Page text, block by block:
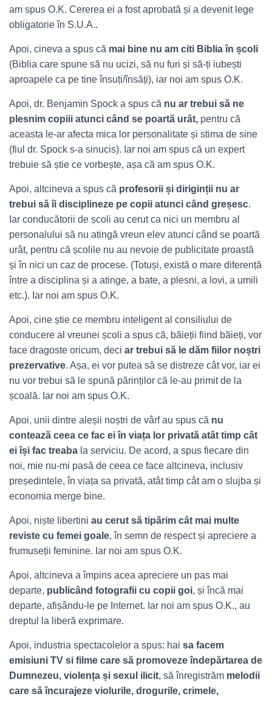
am spus O.K. Cererea ei a fost aprobată și a devenit lege
obligatorie în S.U.A..
Apoi, cineva a spus că mai bine nu am citi Biblia în școli
(Biblia care spune să nu ucizi, să nu furi și să-ți iubești
aproapele ca pe tine însuți/însăți), iar noi am spus O.K.
Apoi, dr. Benjamin Spock a spus că nu ar trebui să ne
plesnim copiii atunci când se poartă urât, pentru că
aceasta le-ar afecta mica lor personalitate și stima de sine
(fiul dr. Spock s-a sinucis). Iar noi am spus că un expert
trebuie să știe ce vorbește, așa că am spus O.K.
Apoi, altcineva a spus că profesorii și diriginții nu ar
trebui să îi disciplineze pe copii atunci când greșesc.
Iar conducătorii de școli au cerut ca nici un membru al
personalului să nu atingă vreun elev atunci când se poartă
urât, pentru că școlile nu au nevoie de publicitate proastă
și în nici un caz de procese. (Totuși, există o mare diferență
între a disciplina și a atinge, a bate, a plesni, a lovi, a umili
etc.). Iar noi am spus O.K.
Apoi, cine știe ce membru inteligent al consiliului de
conducere al vreunei școli a spus că, băieții fiind băieți, vor
face dragoste oricum, deci ar trebui să le dăm fiilor noștri
prezervative. Așa, ei vor putea să se distreze cât vor, iar ei
nu vor trebui să le spună părinților că le-au primit de la
școală. Iar noi am spus O.K.
Apoi, unii dintre aleșii noștri de vârf au spus că nu
contează ceea ce fac ei în viața lor privată atât timp cât
ei își fac treaba la serviciu. De acord, a spus fiecare din
noi, mie nu-mi pasă de ceea ce face altcineva, inclusiv
președintele, în viața sa privată, atât timp cât am o slujba și
economia merge bine.
Apoi, niște libertini au cerut să tipărim cât mai multe
reviste cu femei goale, în semn de respect și apreciere a
frumuseții feminine. Iar noi am spus O.K.
Apoi, altcineva a împins acea apreciere un pas mai
departe, publicând fotografii cu copii goi, și încă mai
departe, afișându-le pe Internet. Iar noi am spus O.K., au
dreptul la liberă exprimare.
Apoi, industria spectacolelor a spus: hai sa facem
emisiuni TV si filme care să promoveze îndepărtarea de
Dumnezeu, violența și sexul ilicit, să înregistrăm melodii
care să încurajeze violurile, drogurile, crimele,